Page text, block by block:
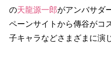
の天龍源一郎がアンバサダ
ペーンサイトから傳谷がコ
子キャラなどさまざまに演